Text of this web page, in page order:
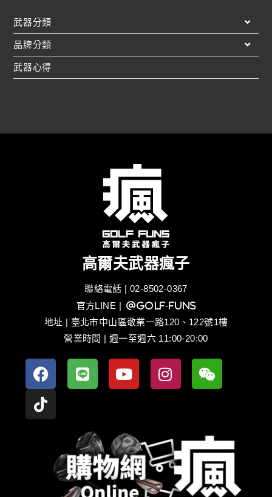
武器分類
品牌分類
武器心得
高爾夫武器瘋子
聯絡電話 | 02-8502-0367
官方LINE | @golf-funs
地址 | 臺北市中山區敬業一路120、122號1樓
營業時間 | 週一至週六 11:00-20:00